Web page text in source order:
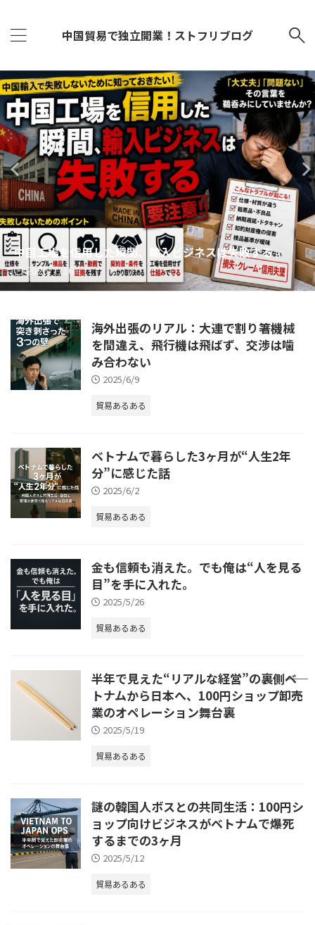
中国貿易で独立開業！ストフリブログ
Amazonで売れる商品より、税関を通せる商品を探せ！
2026/7/24
中国工場を信用した瞬間、輸入ビジネスは失敗する 。
2026/7/16
月商300万円でも、手元にお金が残らなかった理由
2026/7/8
中国輸入で一番危険なのは、不良品ではなく「売れてしま
う商品」である
2026/6/30
中国輸入で結局最後に残る人の特徴 月商ではなく「生存
率」で考える輸入ビジネス
2026/6/22
中国輸入はAIで楽になるのか？ ChatGPT時代に消える仕
事、生き残る仕事
2026/6/14
2026年、中国輸入で稼げなくなった人の特徴 元輸入
業者が見た「消えていった人たち」の共通点
2026/6/6
税関で止まる人の共通点5選 元フォワーダー営業が見て
きた「輸入で失敗する人」の特徴
2026/5/29
中国輸入コンサルが絶対に言わない話。
2026/5/21
中国輸入で“利益商品”が突然死する瞬間とは？
2026/5/13
海外出張のリアル：大連で割り箸機械
を間違え、飛行機は飛ばず、交渉は噛
み合わない
2025/6/9
貿易あるある
ベトナムで暮らした3ヶ月が“人生2年
分”に感じた話
2025/6/2
貿易あるある
金も信頼も消えた。でも俺は“人を見る
目”を手に入れた。
2025/5/26
貿易あるある
半年で見えた“リアルな経営”の裏側――ベ
トナムから日本へ、100円ショップ卸売
業のオペレーション舞台裏
2025/5/19
貿易あるある
謎の韓国人ボスとの共同生活：100円シ
ョップ向けビジネスがベトナムで爆死
するまでの3ヶ月
2025/5/12
貿易あるある